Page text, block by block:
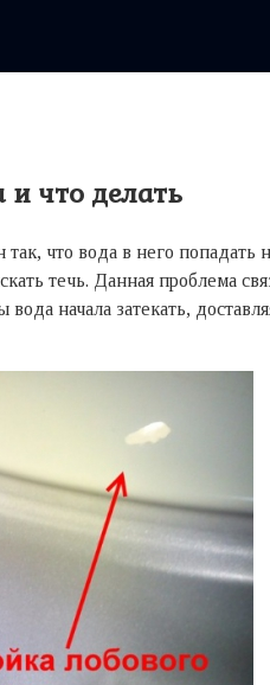
и что делать
что вода в него
течь. Данная проблема
вода начала затекать,